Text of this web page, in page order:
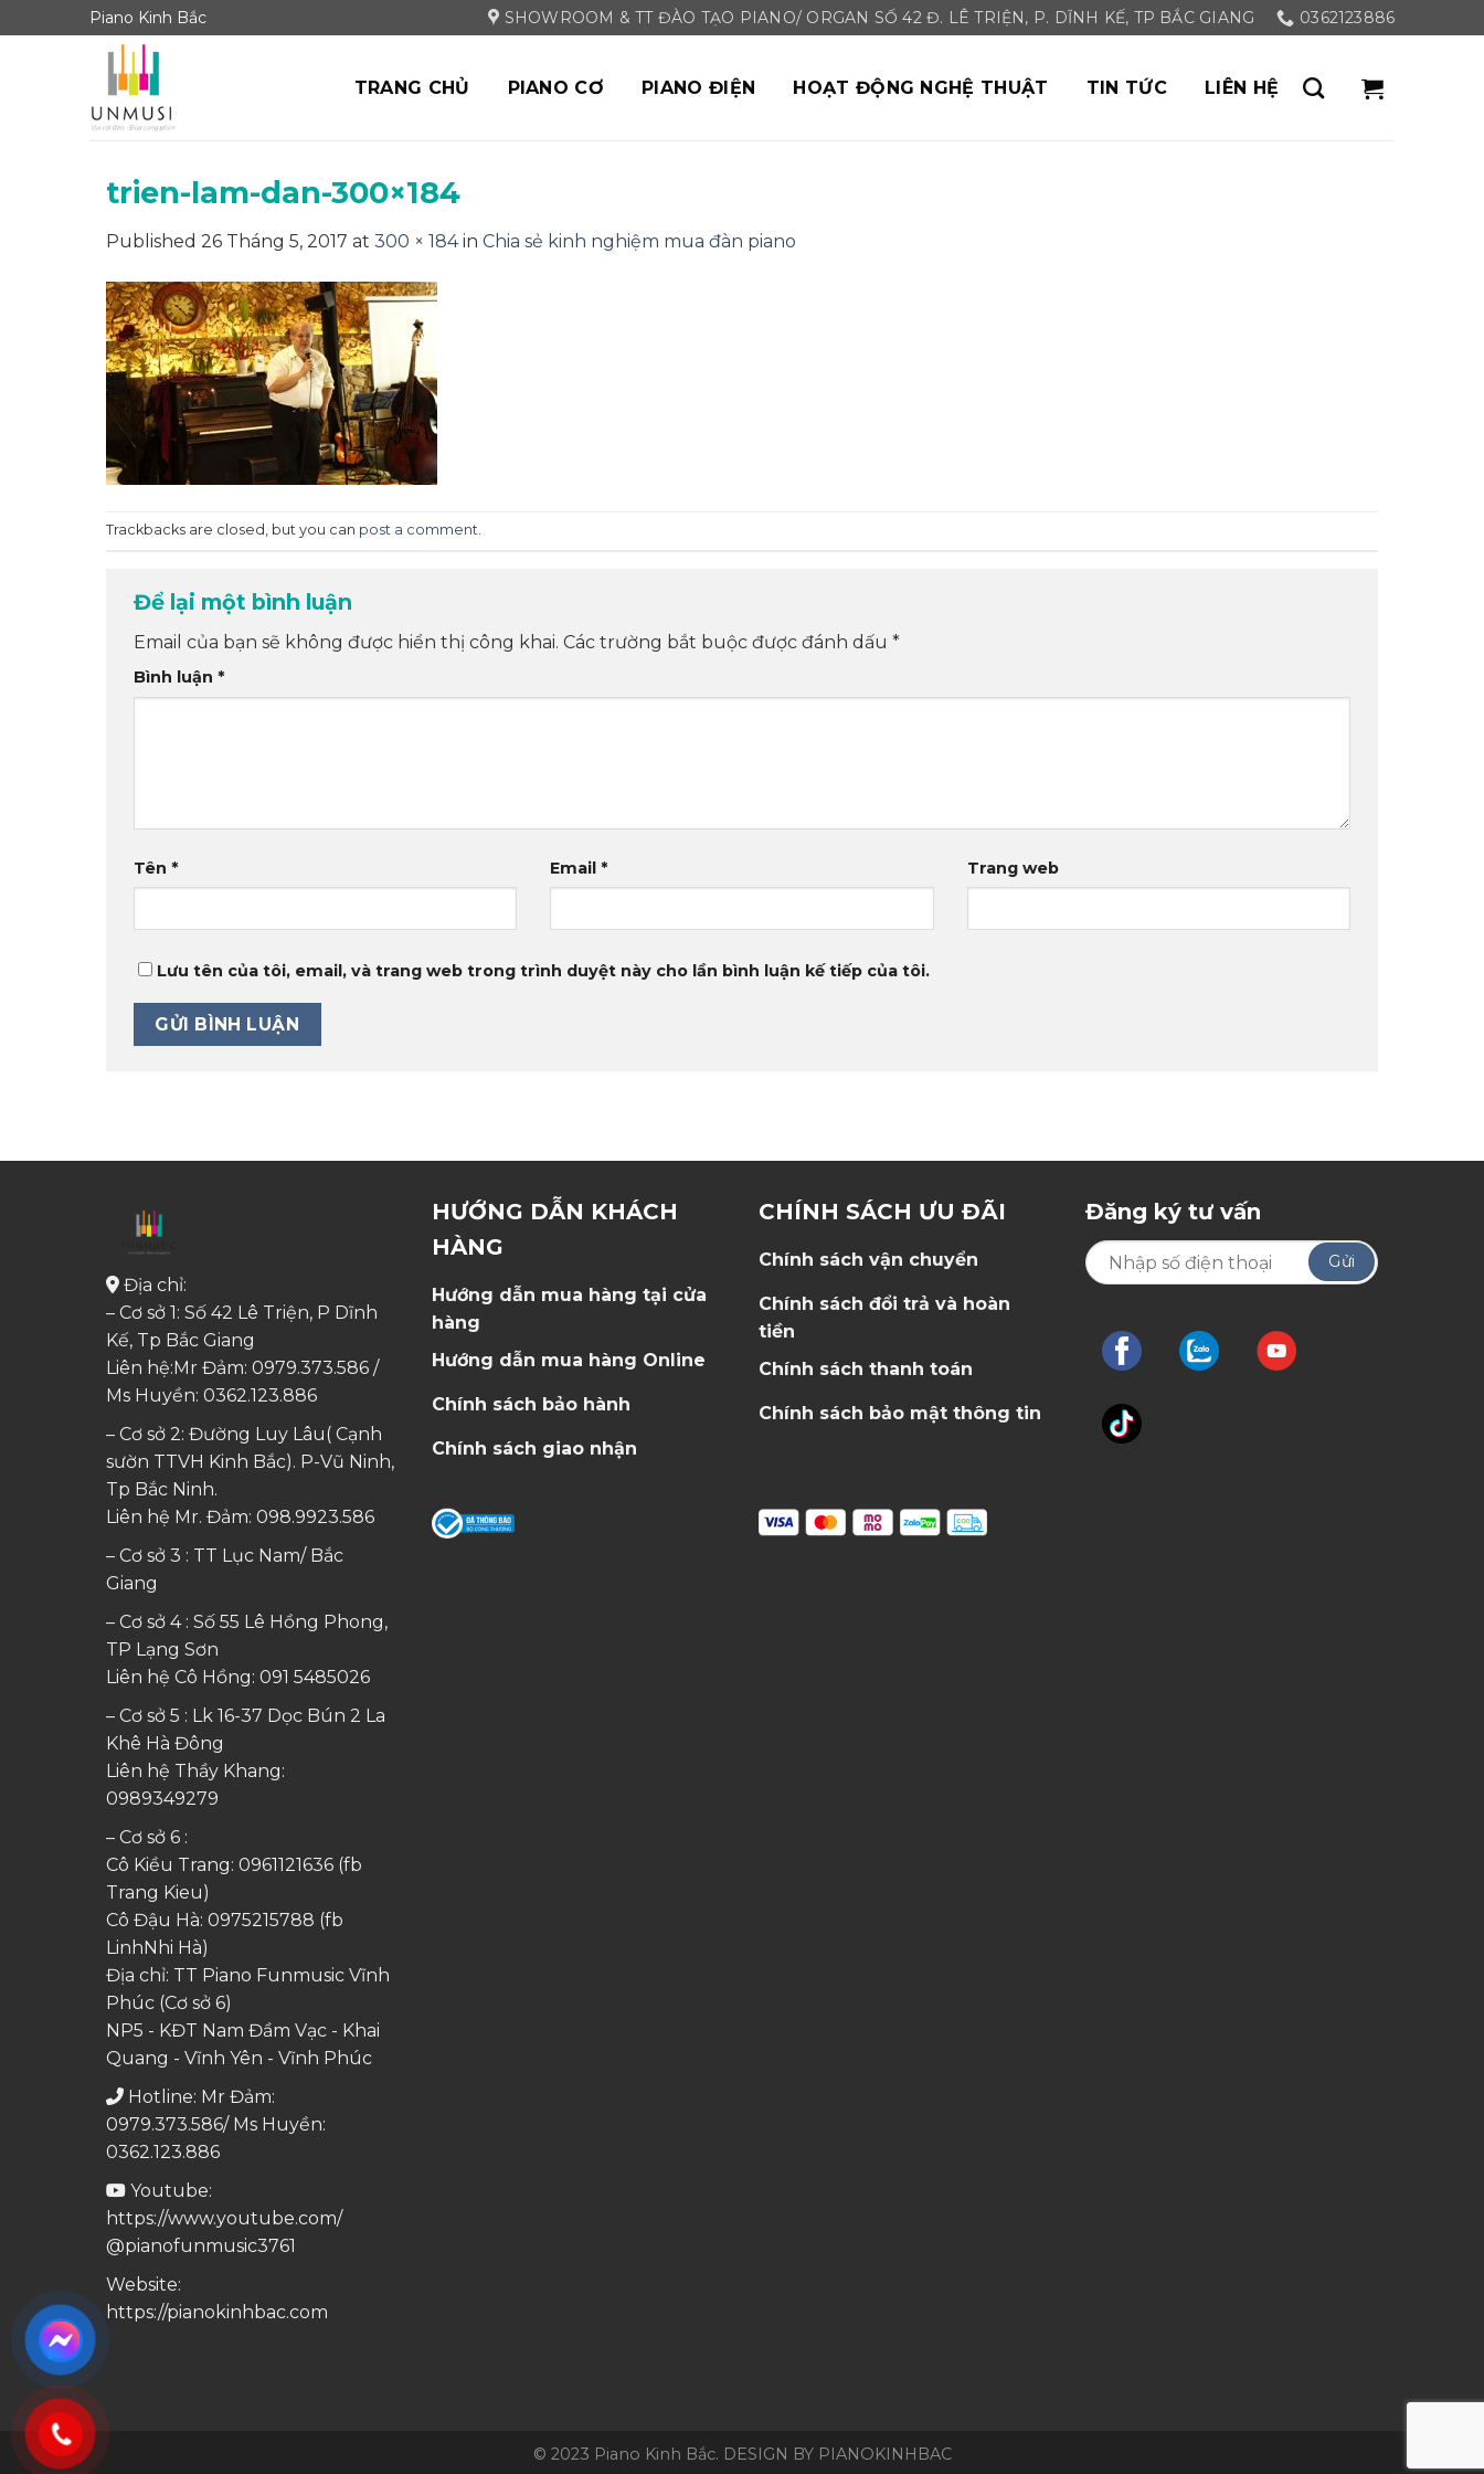
to
Piano Kinh Bắc SHOWROOM & TT ĐÀO TẠO PIANO/ ORGAN SỐ 42 Đ. LÊ TRIỆN, P. DĨNH KẾ, TP BẮC GIANG 0362123886
TRANG CHỦ PIANO CƠ PIANO ĐIỆN HOẠT ĐỘNG NGHỆ THUẬT TIN TỨC LIÊN HỆ
trien-lam-dan-300×184
Published 26 Tháng 5, 2017 at 300 × 184in Chia sẻ kinh nghiệm mua đàn piano
Trackbacks are closed, but you can post a comment
Để lại một bình luận
Email của bạn sẽ không được hiển thị công khai. Các trường bắt buộc được đánh dấu *
Bình luận *
Tên * Email* Trang web
Lưu tên của tôi, email, và trang web trong trình duyệt này cho lần bình luận kế tiếp của tôi.
Địa chỉ:
– Cơ sở 1: Số 42 Lê Triện, P Dĩnh
Kế, Tp Bắc Giang
Liên hệ:Mr Đảm: 0979.373.586 /
Ms Huyền: 0362.123.886
– Cơ sở 2: Đường Luy Lâu( Cạnh
sườn TTVH Kinh Bắc). P-Vũ Ninh,
Tp Bắc Ninh.
Liên hệ Mr. Đảm: 098.9923.586
– Cơ sở 3 : TT Lục Nam/ Bắc
Giang
– Cơ sở 4 : Số 55 Lê Hồng Phong,
TP Lạng Sơn
Liên hệ Cô Hồng: 091 5485026
– Cơ sở 5 : Lk 16-37 Dọc Bún 2 La
Khê Hà Đông
Liên hệ Thầy Khang:
0989349279
– Cơ sở 6 :
Cô Kiều Trang: 0961121636(fb
Trang Kieu)
Cô Đậu Hà: 0975215788 (fb
LinhNhi Hà)
Địa chỉ: TT Piano Funmusic Vĩnh
Phúc (Cơ sở 6)
NP5 - KĐT Nam Đầm Vạc - Khai
Quang - Vĩnh Yên - Vĩnh Phúc
Hotline: Mr Đảm:
0979.373.586/ Ms Huyền:
0362.123.886
Youtube:
https://www.youtube.com/
@pianofunmusic3761
Website:
https://pianokinhbac.com
HƯỚNG DẪN KHÁCH
HÀNG
Hướng dẫn mua hàng tại cửa
hàng
Hướng dẫn mua hàng Online
Chính sách bảo hành
Chính sách giao nhận
CHÍNH SÁCH ƯU ĐÃI
Chính sách vận chuyển
Chính sách đổi trả và hoàn
tiền
Chính sách thanh toán
Chính sách bảo mật thông tin
Đăng ký tư vấn
© 2023 Piano Kinh Bắc. DESIGN BY PIANOKINHBAC